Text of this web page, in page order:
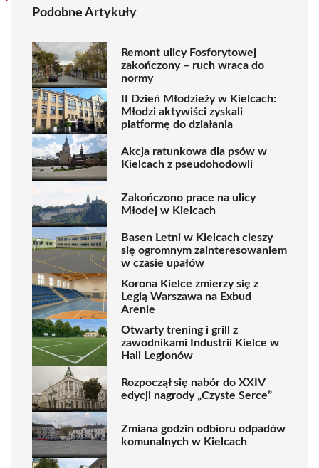
Podobne Artykuły
Remont ulicy Fosforytowej
zakończony – ruch wraca do
normy
II Dzień Młodzieży w Kielcach:
Młodzi aktywiści zyskali
platformę do działania
Akcja ratunkowa dla psów w
Kielcach z pseudohodowli
Zakończono prace na ulicy
Młodej w Kielcach
Basen Letni w Kielcach cieszy
się ogromnym zainteresowaniem
w czasie upałów
Korona Kielce zmierzy się z
Legią Warszawa na Exbud
Arenie
Otwarty trening i grill z
zawodnikami Industrii Kielce w
Hali Legionów
Rozpoczął się nabór do XXIV
edycji nagrody „Czyste Serce”
Zmiana godzin odbioru odpadów
komunalnych w Kielcach